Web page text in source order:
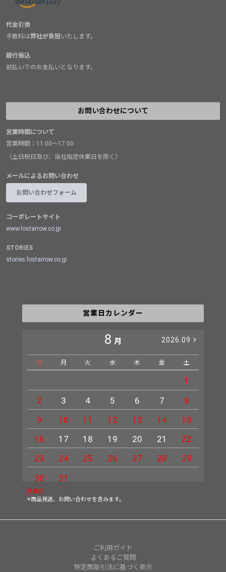
代金引換
手数料は弊社が負担いたします。
銀行振込
前払いでのお支払いとなります。
お問い合わせについて
営業時間について
営業時間：11:00～17:00
（土日祝日及び、当社指定休業日を除く）
メールによるお問い合わせ
お問い合わせフォーム
コーポレートサイト
www.lostarrow.co.jp
STORIES
stories.lostarrow.co.jp
営業日カレンダー
8 月 2026.09
日 月 火 水 木 金 土
1
2
3 4 5 6 7
8
9
10 11 12 13 14
15
16
17 18 19 20 21
22
23
24 25 26 27 28
29
30
31
休業日
※商品発送、お問い合わせを含みます。
ご利用ガイド
よくあるご質問
特定商取引法に基づく表示